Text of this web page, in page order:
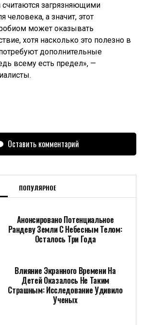
считаются загрязняющими
человека, а значит, этот
может оказывать
хотя насколько это полезно в
дополнительные
всему есть предел», —
Оставить комментарий
ПОПУЛЯРНОЕ
Анонсировано Потенциальное
Рандеву Земли С Небесным Телом:
Осталось Три Года
Влияние Экранного Времени На
Детей Оказалось Не Таким
Страшным: Исследование Удивило
Ученых